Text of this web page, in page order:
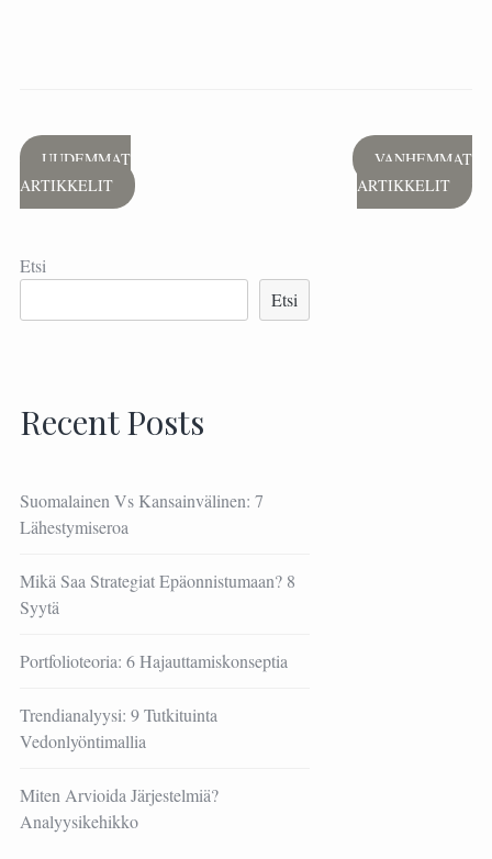
Artikkelien
selaus
VANHEMMAT
ARTIKKELIT
UUDEMMAT
ARTIKKELIT
Etsi
Etsi
Recent Posts
Suomalainen Vs Kansainvälinen: 7
Lähestymiseroa
Mikä Saa Strategiat Epäonnistumaan? 8
Syytä
Portfolioteoria: 6 Hajauttamiskonseptia
Trendianalyysi: 9 Tutkituinta
Vedonlyöntimallia
Miten Arvioida Järjestelmiä?
Analyysikehikko